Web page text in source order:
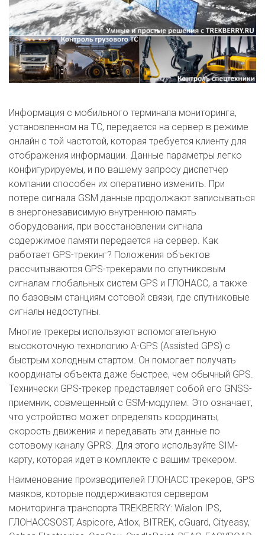
Информация с мобильного терминала мониторинга,
установленном на ТС, передается на сервер в режиме
онлайн с той частотой, которая требуется клиенту для
отображения информации. Данные параметры легко
конфигурируемы, и по вашему запросу диспетчер
компании способен их оперативно изменить. При
потере сигнала GSM данные продолжают записываться
в энергонезависимую внутреннюю память
оборудования, при восстановлении сигнала
содержимое памяти передается на сервер. Как
работает GPS-трекинг? Положения объектов
рассчитываются GPS-трекерами по спутниковым
сигналам глобальных систем GPS и ГЛОНАСС, а также
по базовым станциям сотовой связи, где спутниковые
сигналы недоступны.
Многие трекеры используют вспомогательную
высокоточную технологию A-GPS (Assisted GPS) с
быстрым холодным стартом. Он помогает получать
координаты объекта даже быстрее, чем обычный GPS.
Технически GPS-трекер представляет собой его GNSS-
приемник, совмещенный с GSM-модулем. Это означает,
что устройство может определять координаты,
скорость движения и передавать эти данные по
сотовому каналу GPRS. Для этого используйте SIM-
карту, которая идет в комплекте с вашим трекером.
Наименование производителей ГЛОНАСС трекеров, GPS
маяков, которые поддерживаются сервером
мониторинга транспорта TREKBERRY: Wialon IPS,
ГЛОНАССSOST, Aspicore, Atlox, BITREK, cGuard, Cityeasy,